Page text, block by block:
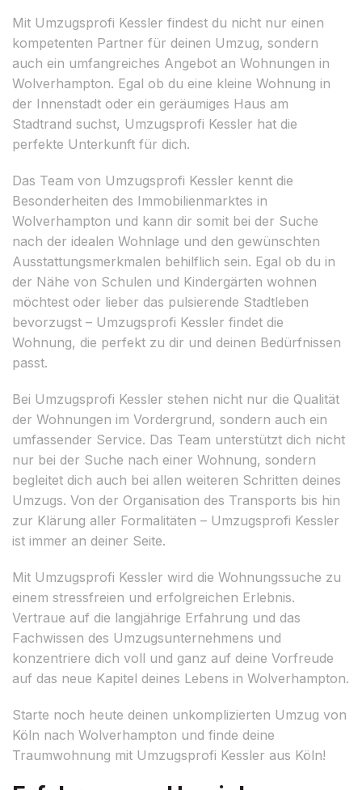
Mit Umzugsprofi Kessler findest du nicht nur einen
kompetenten Partner für deinen Umzug, sondern
auch ein umfangreiches Angebot an Wohnungen in
Wolverhampton. Egal ob du eine kleine Wohnung in
der Innenstadt oder ein geräumiges Haus am
Stadtrand suchst, Umzugsprofi Kessler hat die
perfekte Unterkunft für dich.
Das Team von Umzugsprofi Kessler kennt die
Besonderheiten des Immobilienmarktes in
Wolverhampton und kann dir somit bei der Suche
nach der idealen Wohnlage und den gewünschten
Ausstattungsmerkmalen behilflich sein. Egal ob du in
der Nähe von Schulen und Kindergärten wohnen
möchtest oder lieber das pulsierende Stadtleben
bevorzugst – Umzugsprofi Kessler findet die
Wohnung, die perfekt zu dir und deinen Bedürfnissen
passt.
Bei Umzugsprofi Kessler stehen nicht nur die Qualität
der Wohnungen im Vordergrund, sondern auch ein
umfassender Service. Das Team unterstützt dich nicht
nur bei der Suche nach einer Wohnung, sondern
begleitet dich auch bei allen weiteren Schritten deines
Umzugs. Von der Organisation des Transports bis hin
zur Klärung aller Formalitäten – Umzugsprofi Kessler
ist immer an deiner Seite.
Mit Umzugsprofi Kessler wird die Wohnungssuche zu
einem stressfreien und erfolgreichen Erlebnis.
Vertraue auf die langjährige Erfahrung und das
Fachwissen des Umzugsunternehmens und
konzentriere dich voll und ganz auf deine Vorfreude
auf das neue Kapitel deines Lebens in Wolverhampton.
Starte noch heute deinen unkomplizierten Umzug von
Köln nach Wolverhampton und finde deine
Traumwohnung mit Umzugsprofi Kessler aus Köln!